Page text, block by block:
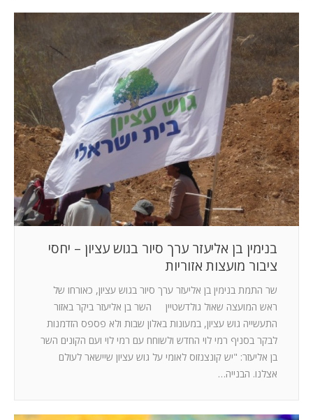
בנימין בן אליעזר ערך סיור בגוש עציון – יחסי
ציבור מועצות אזוריות
שר התמת בנימין בן אליעזר ערך סיור בגוש עציון, כאורחו של
ראש המועצה שאול גולדשטיין השר בן אליעזר ביקר באזור
התעשייה גוש עציון, במעונות באלון שבות ולא פספס הזדמנות
לבקר בסניף רמי לוי החדש ולשוחח עם רמי לוי ועם הקונים השר
בן אליעזר: "יש קונצנזוס לאומי על גוש עציון שיישאר לעולם
אצלנו. הבנייה…